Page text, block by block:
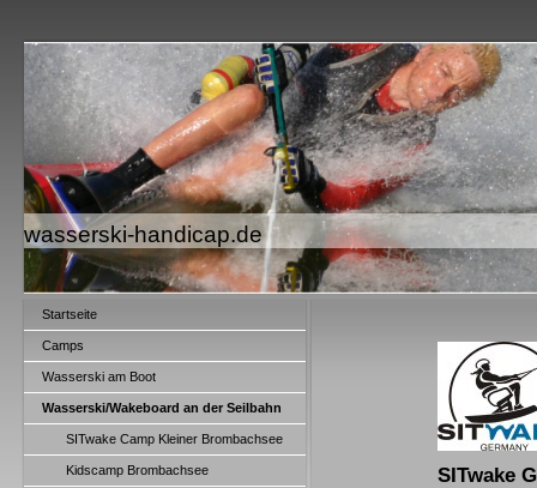
wasserski-handicap.de
Startseite
Camps
Wasserski am Boot
Wasserski/Wakeboard an der Seilbahn
SITwake Camp Kleiner Brombachsee
Kidscamp Brombachsee